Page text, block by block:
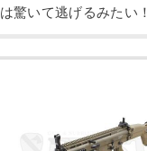
は驚いて逃げるみたい！